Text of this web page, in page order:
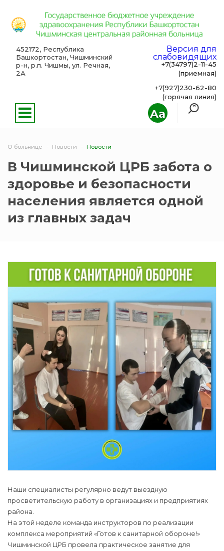
Aa
452172, Республика
Башкортостан, Чишминский
р-н, р.п. Чишмы, ул. Речная,
2А
Версия для
слабовидящих
+7(34797)2-11-45
(приемная)
+7(927)230-62-80
(горячая линия)
О больнице Новости Новости
В Чишминской ЦРБ забота о
здоровье и безопасности
населения является одной
из главных задач
Наши специалисты регулярно ведут выездную
просветительскую работу в организациях и предприятиях
района.
На этой неделе команда инструкторов по реализации
комплекса мероприятий «Готов к санитарной обороне!»
Чишминской ЦРБ провела практическое занятие для